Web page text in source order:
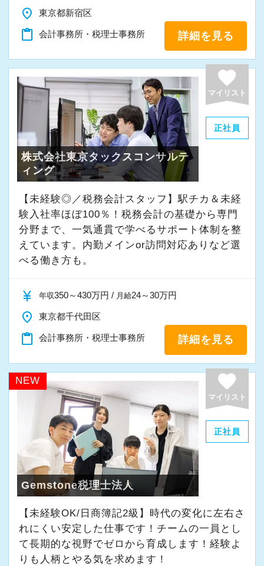
ームで明るい会社です。
チームで動いているので、わからないことや困
ったことの相談先にも迷わず、何でもすぐに聞
くことができて安心です。
数字が好きで人と関わるのが好きな人でした
ら、この仕事に向いていると思います。
お客様からの「ありがとう」が、最大のやりが
いになります！
はじめての仕事には不安もあるかもしれません
が、当社は同じ目標をもったインターンの数も
多く心強いですよ。やる気のある方、ご応募お
待ちしています！
◆お客様を税務・会計の面からサポートしたい
方
◆会計とITの知識を使って活躍したい方
◆様々な専門分野の業務にチャレンジしたい方
◆成長したい、スキルアップしたい、手に職を
つけたい方
辻・本郷の環境で上記項目を実現しながら働
き、プロフェッショナルとして活躍しません
か？
【採用＆法人案内動画】
【辻・本郷税理士法人に応募するポイント！】
■国内最大級の専門特化型税理士法人です。全国
7000社を超えるお客様に質の高いサービスを提
供しています。
■お客様は一般企業、医療法人、公益法人、海外
法人など多種多様。業務の幅も税務顧問から事
業承継、相続、M＆A、再生・再編、国際税務な
ど、あらゆる業種・分野での案件を経験するこ
とができます。
■新宿ミライナタワー事務所のほか、日本全国に
事務所を展開していますので現地登用はもちろ
ん、Iターン、Uターンご希望の方も歓迎です。
またご家族の転勤や介護によって勤務地の移動
申請ができます。
キャッチアップできるなど、スキルアップの支
援環境もしっかりとしています。
■配属された部署で1年働いた後にFA制度が使え
place 東京都新宿区
content_paste 会計事務所・税理士事務所 詳細を見る
favorite
マイリスト
正社員
株式会社東京タックスコンサルテ
ィング
【未経験◎／税務会計スタッフ】駅チカ＆未経
験入社率ほぼ100％！税務会計の基礎から専門
分野まで、一気通貫で学べるサポート体制を整
えています。内勤メインor訪問対応ありなど選
べる働き方も。
currency_yen 年収350～430万円 / 月給24～30万円
place 東京都千代田区
content_paste 会計事務所・税理士事務所 詳細を見る
NEW favorite
マイリスト
正社員
Gemstone税理士法人
【未経験OK/日商簿記2級】時代の変化に左右さ
れにくい安定した仕事です！チームの一員とし
て⻑期的な視野でゼロから育成します！経験よ
りも人柄とやる気を求めます！